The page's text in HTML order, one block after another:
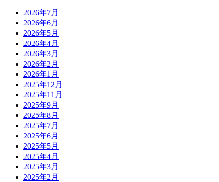
2026年7月
2026年6月
2026年5月
2026年4月
2026年3月
2026年2月
2026年1月
2025年12月
2025年11月
2025年9月
2025年8月
2025年7月
2025年6月
2025年5月
2025年4月
2025年3月
2025年2月